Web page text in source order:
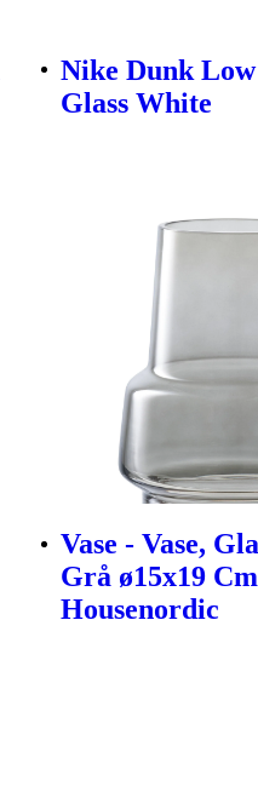
Nike Dunk
Glass White
Vase - Vase,
Grå ø15x19
Housenordic